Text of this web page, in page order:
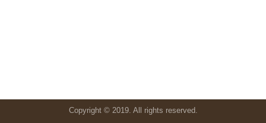
Copyright © 2019. All rights reserved.